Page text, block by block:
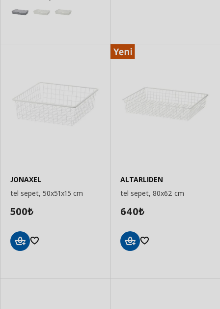
JONAXEL
tel sepet, 50x51x15 cm
500₺
ALTARLIDEN
tel sepet, 80x62 cm
640₺